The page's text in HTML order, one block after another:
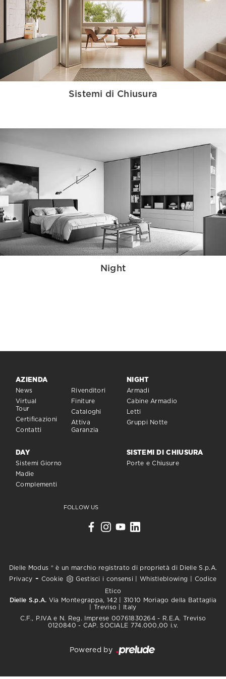
Sistemi di Chiusura
Night
AZIENDA
News
Virtual
Tour
Certificazioni
Contatti
Rivenditori
Finiture
Cataloghi
Attiva
Garanzia
NIGHT
Armadi
Cabine Armadio
Letti
Gruppi Notte
DAY
Sistemi Giorno
Madie
Complementi
SISTEMI DI CHIUSURA
Porte e Chiusure
FOLLOW US
Dielle Modus ® è un marchio registrato di proprietà di Dielle S.p.A.
Privacy - Cookie Gestisci i consensi Whistleblowing
Codice
Etico
Dielle S.p.A. Via Montegrappa, 142 | 31010 Moriago della Battaglia
| Treviso | Italy
C.F., P.IVA e N. Reg. Imprese 00761830264 - R.E.A. Treviso
0120840 - CAP. SOCIALE 774.000,00 i.v.
Powered by